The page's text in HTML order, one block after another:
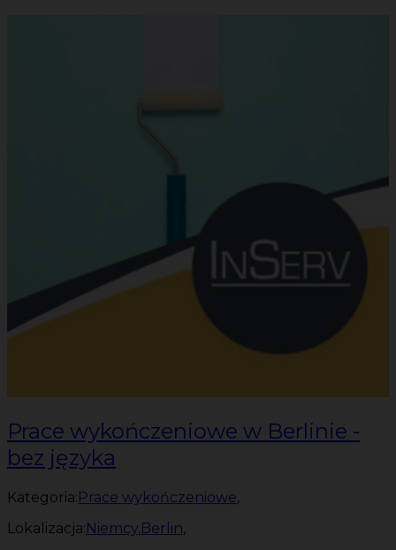
Prace wykończeniowe w Berlinie -
bez języka
Kategoria: Prace wykończeniowe,
Lokalizacja: Niemcy,Berlin,